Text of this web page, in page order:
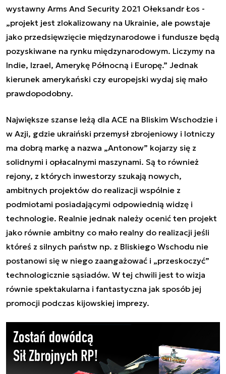
wystawny Arms And Security 2021 Ołeksandr Łos -
„projekt jest zlokalizowany na Ukrainie, ale powstaje
jako przedsięwzięcie międzynarodowe i fundusze będą
pozyskiwane na rynku międzynarodowym. Liczymy na
Indie, Izrael, Amerykę Północną i Europę.” Jednak
kierunek amerykański czy europejski wydaj się mało
prawdopodobny.
Największe szanse leżą dla ACE na Bliskim Wschodzie i
w Azji, gdzie ukraiński przemysł zbrojeniowy i lotniczy
ma dobrą markę a nazwa „Antonow” kojarzy się z
solidnymi i opłacalnymi maszynami. Są to również
rejony, z których inwestorzy szukają nowych,
ambitnych projektów do realizacji wspólnie z
podmiotami posiadającymi odpowiednią widzę i
technologie. Realnie jednak należy ocenić ten projekt
jako równie ambitny co mało realny do realizacji jeśli
któreś z silnych państw np. z Bliskiego Wschodu nie
postanowi się w niego zaangażować i „przeskoczyć”
technologicznie sąsiadów. W tej chwili jest to wizja
równie spektakularna i fantastyczna jak sposób jej
promocji podczas kijowskiej imprezy.